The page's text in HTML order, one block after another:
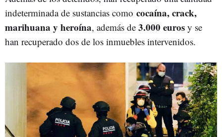
indeterminada de sustancias como cocaína, crack,
marihuana y heroína, además de 3.000 euros y se
han recuperado dos de los inmuebles intervenidos.